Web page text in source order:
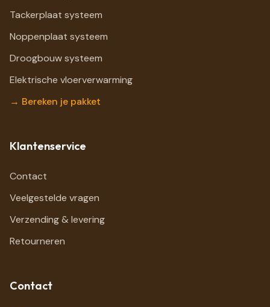
Tackerplaat systeem
Noppenplaat systeem
Droogbouw systeem
Elektrische vloerverwarming
→ Bereken je pakket
Klantenservice
Contact
Veelgestelde vragen
Verzending & levering
Retourneren
Contact